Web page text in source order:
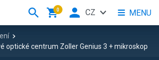
optické centrum Zoller Genius 3 + mikroskop
0 MENU
CZ